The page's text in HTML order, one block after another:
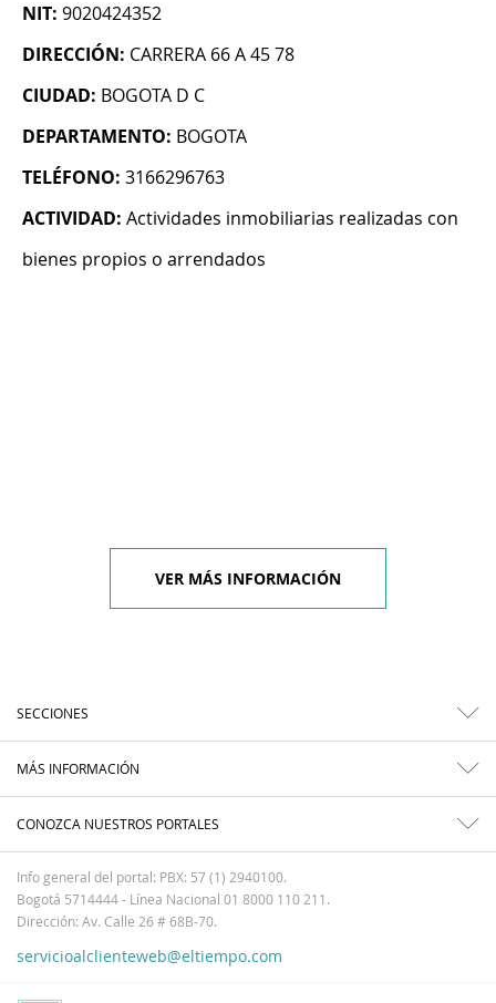
NIT: 9020424352
DIRECCIÓN: CARRERA 66 A 45 78
CIUDAD: BOGOTA D C
DEPARTAMENTO: BOGOTA
TELÉFONO: 3166296763
ACTIVIDAD: Actividades inmobiliarias realizadas con
bienes propios o arrendados
VER MÁS INFORMACIÓN
SECCIONES
MÁS INFORMACIÓN
CONOZCA NUESTROS PORTALES
Info general del portal: PBX: 57 (1) 2940100.
Bogotá 5714444 - Línea Nacional 01 8000 110 211.
Dirección: Av. Calle 26 # 68B-70.
servicioalclienteweb@eltiempo.com